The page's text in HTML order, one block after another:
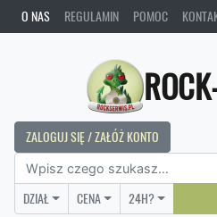
O NAS REGULAMIN POMOC
ZALOGUJ SIĘ / ZAŁÓŻ KONTO
DZIAŁ CENA 24H?